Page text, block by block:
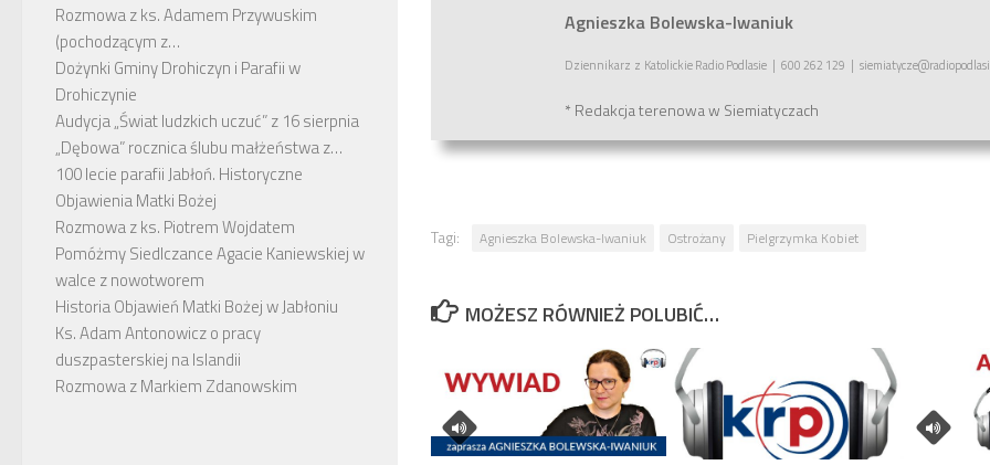
Agnieszka Bolewska-Iwaniuk
Dziennikarz z Katolickie Radio Podlasie | 600 262 129 |
* Redakcja terenowa w Siemiatyczach
Tagi: Agnieszka Bolewska-Iwaniuk Ostrożany Pielgrzymka Kobiet
MOŻESZ RÓWNIEŻ POLUBIĆ…
Rozmowa z ks. Adamem Przywuskim
(pochodzącym z…
Dożynki Gminy Drohiczyn i Parafii w
Drohiczynie
Audycja „Świat ludzkich uczuć” z 16 sierpnia
„Dębowa” rocznica ślubu małżeństwa z…
100 lecie parafii Jabłoń. Historyczne
Objawienia Matki Bożej
Rozmowa z ks. Piotrem Wojdatem
Pomóżmy Siedlczance Agacie Kaniewskiej w
walce z nowotworem
Historia Objawień Matki Bożej w Jabłoniu
Ks. Adam Antonowicz o pracy
duszpasterskiej na Islandii
Rozmowa z Markiem Zdanowskim